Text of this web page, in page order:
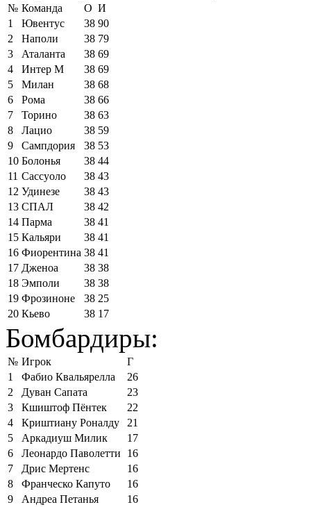
№ Команда О И
1
Ювентус 38 90
2
Наполи 38 79
3
Аталанта 38 69
4
Интер М 38 69
5
Милан 38 68
6
Рома 38 66
7
Торино 38 63
8
Лацио 38 59
9
Сампдория 38 53
10 Болонья 38 44
11 Сассуоло 38 43
12 Удинезе 38 43
13 СПАЛ 38 42
14 Парма 38 41
15 Кальяри 38 41
16 Фиорентина 38 41
17 Дженоа 38 38
18 Эмполи 38 38
19 Фрозиноне 38 25
20 Кьево 38 17
Бомбардиры:
№ Игрок
Г
1
Фабио Квальярелла
26
2
Дуван Сапата
23
3
Кшиштоф Пёнтек
22
4
Криштиану Роналду
21
5
Аркадиуш Милик
17
6
Леонардо Паволетти
16
7
Дрис Мертенс
16
8
Франческо Капуто
16
9
Андреа Петанья
16